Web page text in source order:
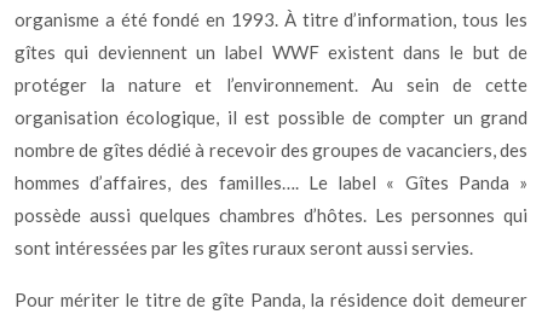
organisme a été fondé en 1993. À titre d’information, tous les
gîtes qui deviennent un label WWF existent dans le but de
protéger la nature et l’environnement. Au sein de cette
organisation écologique, il est possible de compter un grand
nombre de gîtes dédié à recevoir des groupes de vacanciers, des
hommes d’affaires, des familles…. Le label « Gîtes Panda »
possède aussi quelques chambres d’hôtes. Les personnes qui
sont intéressées par les gîtes ruraux seront aussi servies.
Pour mériter le titre de gîte Panda, la résidence doit demeurer